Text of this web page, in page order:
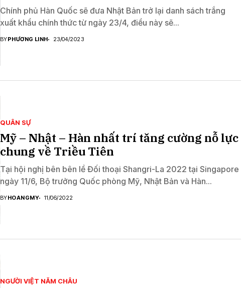
Chính phủ Hàn Quốc sẽ đưa Nhật Bản trở lại danh sách trắng
xuất khẩu chính thức từ ngày 23/4, điều này sẽ...
BYPHƯƠNG LINH 23/04/2023
QUÂN SỰ
Mỹ – Nhật – Hàn nhất trí tăng cường nỗ lực
chung về Triều Tiên
Tại hội nghị bên bên lề Đối thoại Shangri-La 2022 tại Singapore
ngày 11/6, Bộ trưởng Quốc phòng Mỹ, Nhật Bản và Hàn...
BYHOANGMY 11/06/2022
NGƯỜI VIỆT NĂM CHÂU